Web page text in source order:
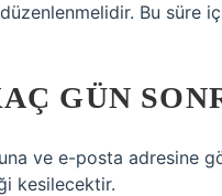
Bu süre
GÜN
ve e-posta adresine
kesilecektir.